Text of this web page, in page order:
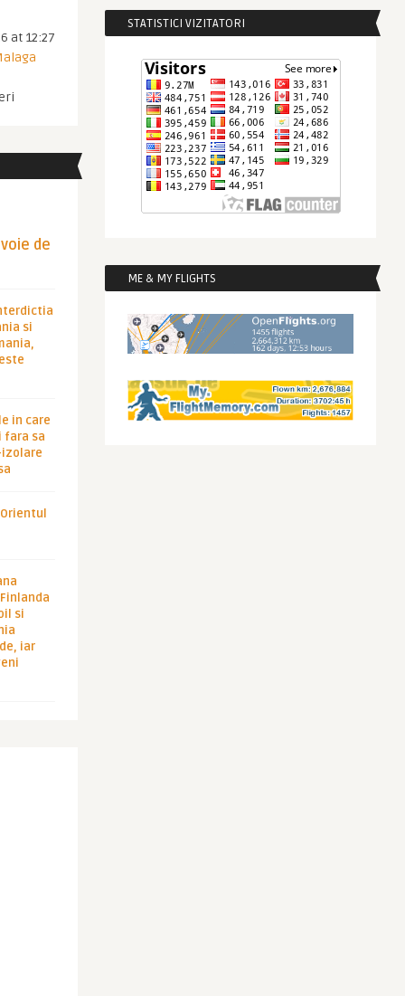
at 12:27
de
si
in care
fara sa
si
iar
STATISTICI VIZITATORI
ME & MY FLIGHTS